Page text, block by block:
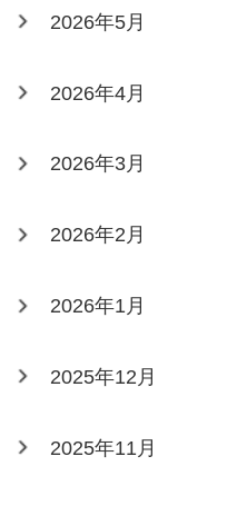
2026年5月
2026年4月
2026年3月
2026年2月
2026年1月
2025年12月
2025年11月